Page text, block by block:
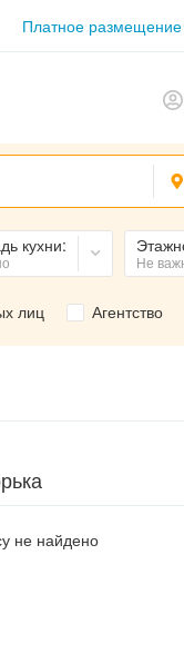
Платное размещение
кухни:
Не
лиц Агентство
не найдено